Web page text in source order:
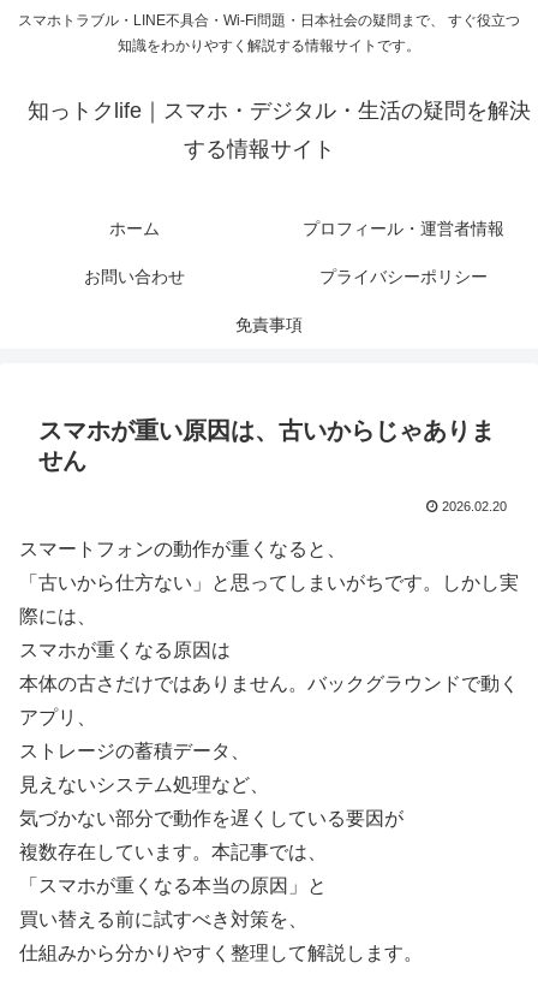
スマホトラブル・LINE不具合・Wi-Fi問題・日本社会の疑問まで、 すぐ役立つ
知識をわかりやすく解説する情報サイトです。
知っトクlife｜スマホ・デジタル・生活の疑問を解決
する情報サイト
ホーム プロフィール・運営者情報
お問い合わせ プライバシーポリシー
免責事項
スマホが重い原因は、古いからじゃありま
せん
2026.02.20
スマートフォンの動作が重くなると、
「古いから仕方ない」と思ってしまいがちです。しかし実
際には、
スマホが重くなる原因は
本体の古さだけではありません。バックグラウンドで動く
アプリ、
ストレージの蓄積データ、
見えないシステム処理など、
気づかない部分で動作を遅くしている要因が
複数存在しています。本記事では、
「スマホが重くなる本当の原因」と
買い替える前に試すべき対策を、
仕組みから分かりやすく整理して解説します。